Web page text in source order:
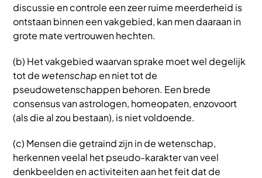
discussie en controle een zeer ruime meerderheid is
ontstaan binnen een vakgebied, kan men daaraan in
grote mate vertrouwen hechten.
(b) Het vakgebied waarvan sprake moet wel degelijk
tot de wetenschapen niet tot de
pseudowetenschappen behoren. Een brede
consensus van astrologen, homeopaten, enzovoort
(als die al zou bestaan), is niet voldoende.
(c) Mensen die getraind zijn in de wetenschap,
herkennen veelal het pseudo-karakter van veel
denkbeelden en activiteiten aan het feit dat de